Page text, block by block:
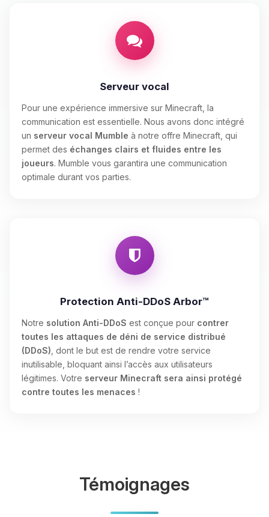
Serveur vocal
Pour une expérience immersive sur Minecraft, la
communication est essentielle. Nous avons donc intégré
un serveur vocal Mumble à notre offre Minecraft, qui
permet des échanges clairs et fluides entre les
joueurs. Mumble vous garantira une communication
optimale durant vos parties.
Protection Anti-DDoS Arbor™
Notre solution Anti-DDoS est conçue pour contrer
toutes les attaques de déni de service distribué
(DDoS) , dont le but est de rendre votre service
inutilisable, bloquant ainsi l’accès aux utilisateurs
légitimes. Votre serveur Minecraft sera ainsi protégé
contre toutes les menaces !
Témoignages